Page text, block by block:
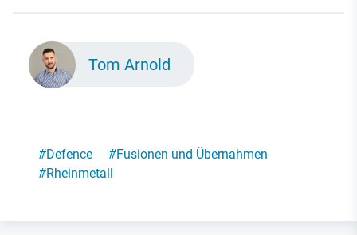
Tom Arnold
#Defence #Fusionen und Übernahmen
#Rheinmetall